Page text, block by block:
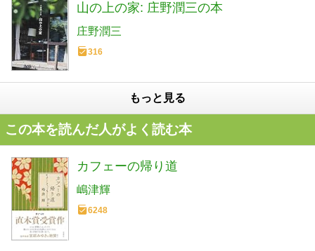
山の上の家: 庄野潤三の本
庄野潤三
316
もっと見る
この本を読んだ人がよく読む本
カフェーの帰り道
嶋津輝
6248